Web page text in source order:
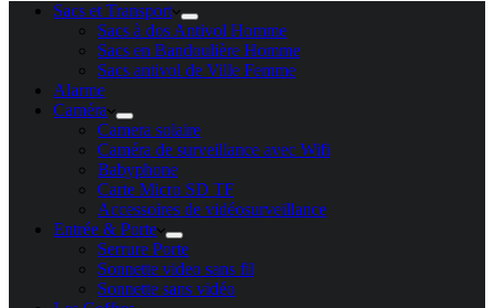
Sacs et Transport
Sacs à dos Antivol Homme
Sacs en Bandoulière Homme
Sacs antivol de Ville Femme
Alarme
Caméra
Camera solaire
Caméra de surveillance avec Wifi
Babyphone
Carte Micro SD TF
Accessoires de vidéosurveillance
Entrée & Porte
Serrure Porte
Sonnette video sans fil
Sonnette sans vidéo